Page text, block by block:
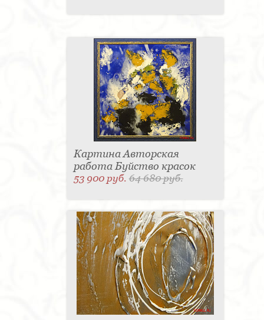
Картина Авторская
работа Буйство красок
53 900 руб.64 680 руб.